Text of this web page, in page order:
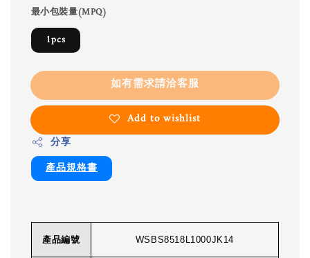
最小包裝量(MPQ)
1pcs
如有需求請洽客服
Add to wishlist
分享
產品規格書
產品編號 WSBS8518L1000JK14